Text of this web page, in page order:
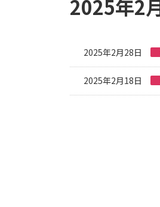
2025年2月
2025年2月28日
2025年2月18日